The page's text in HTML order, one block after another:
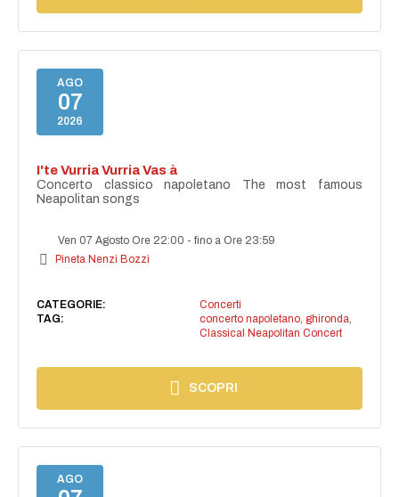
AGO
07
2026
I'te Vurria Vurria Vas à
Concerto classico napoletano The most famous
Neapolitan songs
Ven 07 Agosto Ore 22:00 -fino a Ore 23:59
Pineta Nenzi Bozzi
CATEGORIE:
Concerti
TAG:
concerto napoletano, ghironda,
Classical Neapolitan Concert
SCOPRI
AGO